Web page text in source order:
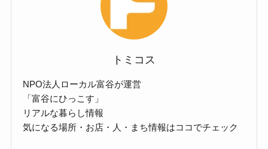
トミコス
NPO法人ローカル富谷が運営
「富谷にひっこす」
リアルな暮らし情報
気になる場所・お店・人・まち情報はココでチェック